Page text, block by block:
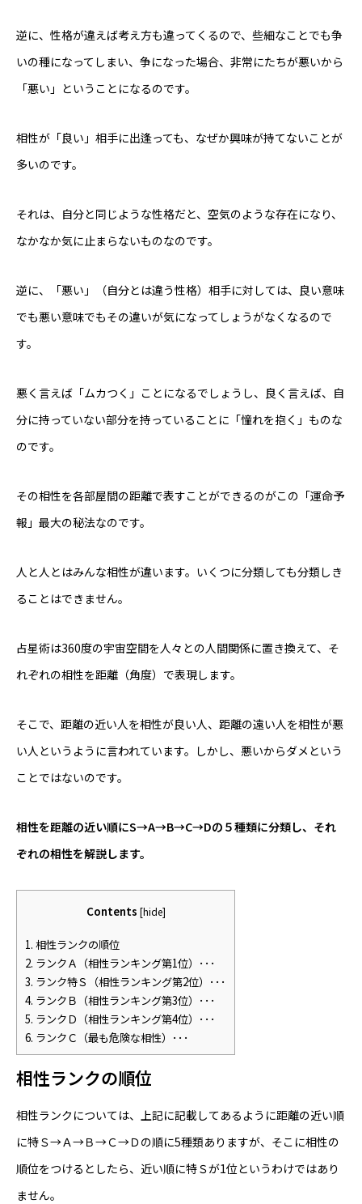
逆に、性格が違えば考え方も違ってくるので、些細なことでも争
いの種になってしまい、争になった場合、非常にたちが悪いから
「悪い」ということになるのです。
相性が「良い」相手に出逢っても、なぜか興味が持てないことが
多いのです。
それは、自分と同じような性格だと、空気のような存在になり、
なかなか気に止まらないものなのです。
逆に、「悪い」（自分とは違う性格）相手に対しては、良い意味
でも悪い意味でもその違いが気になってしょうがなくなるので
す。
悪く言えば「ムカつく」ことになるでしょうし、良く言えば、自
分に持っていない部分を持っていることに「憧れを抱く」ものな
のです。
その相性を各部屋間の距離で表すことができるのがこの「運命予
報」最大の秘法なのです。
人と人とはみんな相性が違います。いくつに分類しても分類しき
ることはできません。
占星術は360度の宇宙空間を人々との人間関係に置き換えて、そ
れぞれの相性を距離（角度）で表現します。
そこで、距離の近い人を相性が良い人、距離の遠い人を相性が悪
い人というように言われています。しかし、悪いからダメという
ことではないのです。
相性を距離の近い順にS→A→B→C→Dの５種類に分類し、それ
ぞれの相性を解説します。
Contents [hide]
1. 相性ランクの順位
2. ランクＡ（相性ランキング第1位）･･･
3. ランク特Ｓ（相性ランキング第2位）･･･
4. ランクＢ（相性ランキング第3位）･･･
5. ランクＤ（相性ランキング第4位）･･･
6. ランクＣ（最も危険な相性）･･･
相性ランクの順位
相性ランクについては、上記に記載してあるように距離の近い順
に特Ｓ→Ａ→Ｂ→Ｃ→Ｄの順に5種類ありますが、そこに相性の
順位をつけるとしたら、近い順に特Ｓが1位というわけではあり
ません。